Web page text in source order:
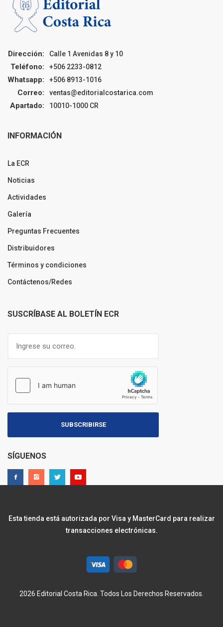
Dirección: Calle 1 Avenidas 8 y 10
Teléfono: +506 2233-0812
Whatsapp: +506 8913-1016
Correo: ventas@editorialcostarica.com
Apartado: 10010-1000 CR
INFORMACIÓN
La ECR
Noticias
Actividades
Galería
Preguntas Frecuentes
Distribuidores
Términos y condiciones
Contáctenos/Redes
SUSCRÍBASE AL BOLETÍN ECR
SUBSCRIBIRSE
SÍGUENOS
Esta tienda está autorizada por Visa y MasterCard para realizar
transacciones electrónicas.
2026 Editorial Costa Rica. Todos Los Derechos Reservados.